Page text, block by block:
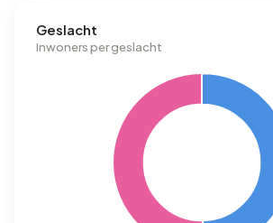
Geslacht
Inwoners per geslacht